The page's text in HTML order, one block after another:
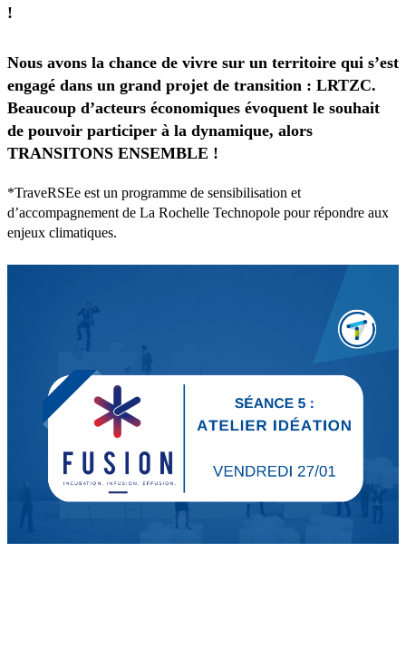
!
Nous avons la chance de vivre sur un territoire qui s’est
engagé dans un grand projet de transition : LRTZC.
Beaucoup d’acteurs économiques évoquent le souhait
de pouvoir participer à la dynamique, alors
TRANSITONS ENSEMBLE !
*TraveRSEe est un programme de sensibilisation et
d’accompagnement de La Rochelle Technopole pour répondre aux
enjeux climatiques.